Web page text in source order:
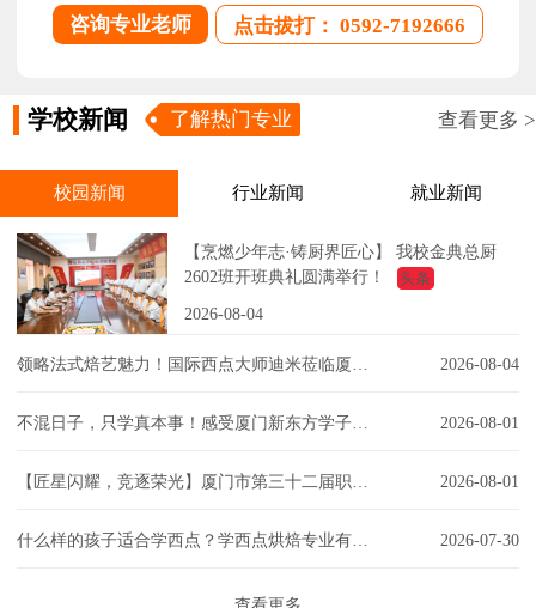
咨询专业老师 点击拔打： 0592-7192666
学校新闻 了解热门专业 查看更多 >
校园新闻 行业新闻 就业新闻
【烹燃少年志·铸厨界匠心】 我校金典总厨
2602班开班典礼圆满举行！
头条
2026-08-04
2026-08-04
2026-08-01
2026-08-01
2026-07-30